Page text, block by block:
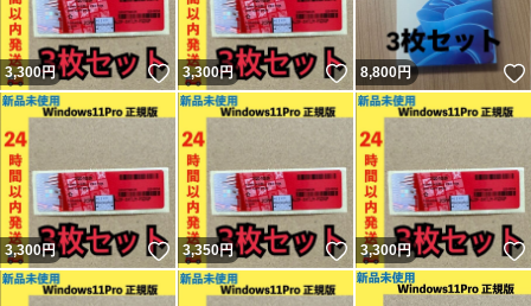
3,300円 いいね！
3,300円 いいね！
8,800円
3,300円 いいね！
3,350円 いいね！
3,300円